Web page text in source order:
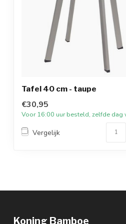
Tafel 40 cm - taupe
€30,95
Voor 16:00 uur besteld, zelfde dag
Vergelijk
Koning Bamboe